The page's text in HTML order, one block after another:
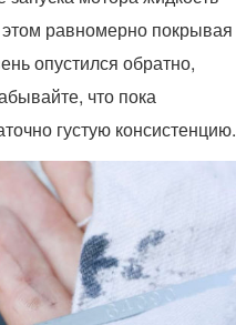
равномерно покрывая
опустился обратно,
что пока
густую консистенцию.